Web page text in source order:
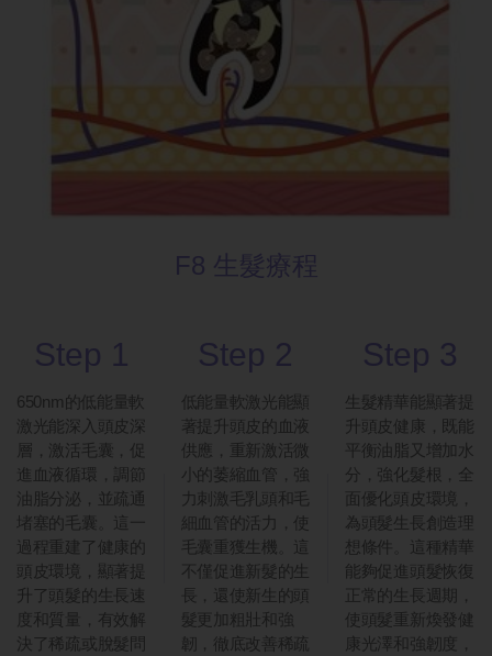
F8 生髮療程
Step 1
650nm的低能量軟
激光能深入頭皮深
層，激活毛囊，促
進血液循環，調節
油脂分泌，並疏通
堵塞的毛囊。這一
過程重建了健康的
頭皮環境，顯著提
升了頭髮的生長速
度和質量，有效解
決了稀疏或脫髮問
Step 2
低能量軟激光能顯
著提升頭皮的血液
供應，重新激活微
小的萎縮血管，強
力刺激毛乳頭和毛
細血管的活力，使
毛囊重獲生機。這
不僅促進新髮的生
長，還使新生的頭
髮更加粗壯和強
韌，徹底改善稀疏
Step 3
生髮精華能顯著提
升頭皮健康，既能
平衡油脂又增加水
分，強化髮根，全
面優化頭皮環境，
為頭髮生長創造理
想條件。這種精華
能夠促進頭髮恢復
正常的生長週期，
使頭髮重新煥發健
康光澤和強韌度，